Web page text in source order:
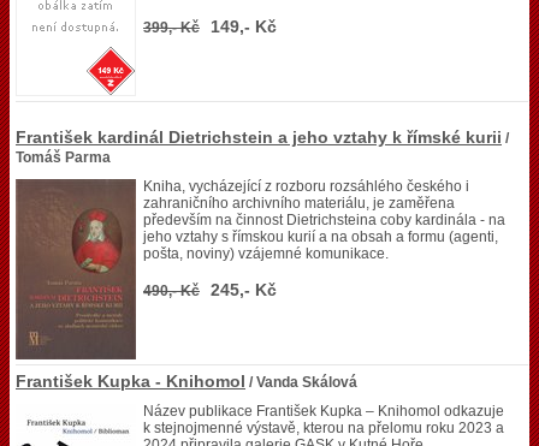
399,- Kč 149,- Kč
František kardinál Dietrichstein a jeho vztahy k římské kurii /
Tomáš Parma
Kniha, vycházející z rozboru rozsáhlého českého i
zahraničního archivního materiálu, je zaměřena
především na činnost Dietrichsteina coby kardinála - na
jeho vztahy s římskou kurií a na obsah a formu (agenti,
pošta, noviny) vzájemné komunikace.
490,- Kč 245,- Kč
František Kupka - Knihomol / Vanda Skálová
Název publikace František Kupka – Knihomol odkazuje
k stejnojmenné výstavě, kterou na přelomu roku 2023 a